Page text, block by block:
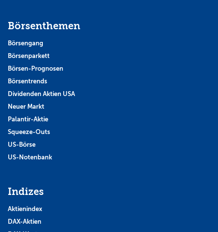
Börsenthemen
Börsengang
Börsenparkett
Börsen-Prognosen
Börsentrends
Dividenden Aktien USA
Neuer Markt
Palantir-Aktie
Squeeze-Outs
US-Börse
US-Notenbank
Indizes
Aktienindex
DAX-Aktien